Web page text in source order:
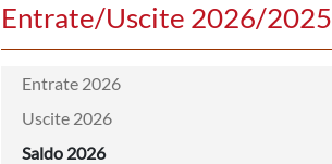
Entrate/Uscite 2026/2025
Entrate 2026
Uscite 2026
Saldo 2026